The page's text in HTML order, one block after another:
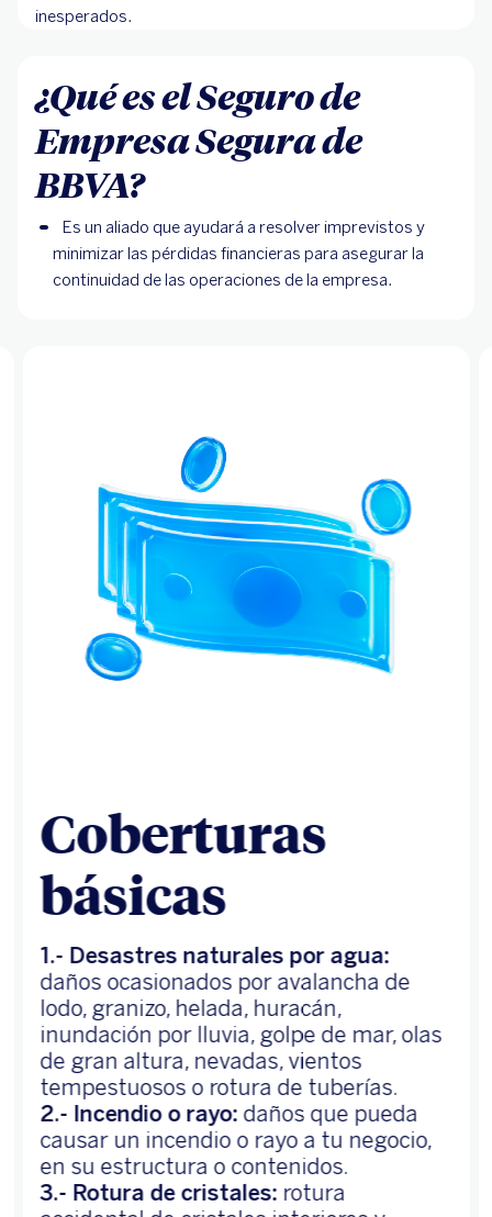
inesperados.
¿Qué es el Seguro de
Empresa Segura de
BBVA?
Es un aliado que ayudará a resolver imprevistos y
minimizar las pérdidas financieras para asegurar la
continuidad de las operaciones de la empresa.
Coberturas
básicas
1.- Desastres naturales por agua:
daños ocasionados por avalancha de
lodo, granizo, helada, huracán,
inundación por lluvia, golpe de mar, olas
de gran altura, nevadas, vientos
tempestuosos o rotura de tuberías.
2.- Incendio o rayo:daños que pueda
causar un incendio o rayo a tu negocio,
en su estructura o contenidos.
3.- Rotura de cristales: rotura